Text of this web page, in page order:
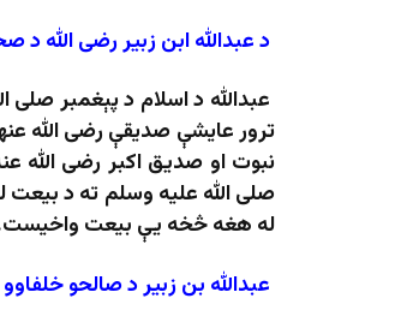
دعبداللهابنزبیررضی الله د
ترور عایشې صدیقې رضی الله
نبوت او صدیق اکبر رضی الله
صلی الله علیه وسلم ته د بیعت
له هغه څخه یې بیعت
عبدالله بنزبیردصالحوخلفاوو